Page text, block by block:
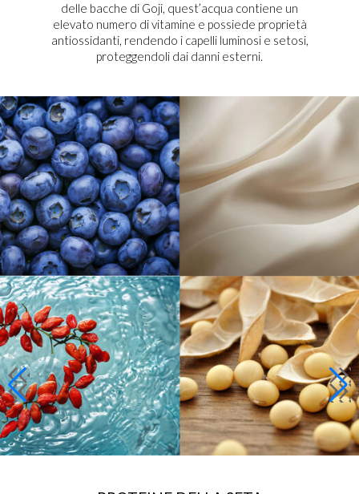
delle bacche di Goji, quest’acqua contiene un
elevato numero di vitamine e possiede proprietà
antiossidanti, rendendo i capelli luminosi e setosi,
proteggendoli dai danni esterni.